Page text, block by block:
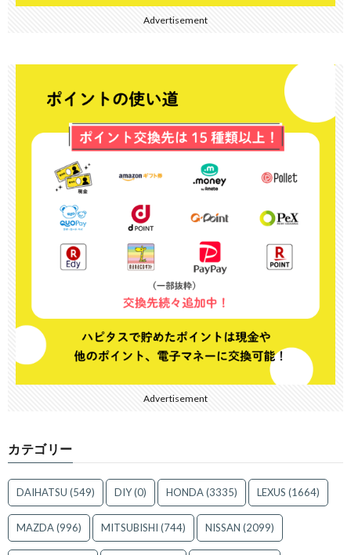
Advertisement
Advertisement
カテゴリー
DAIHATSU (549) DIY(0) HONDA(3335) LEXUS (1664)
MAZDA(996) MITSUBISHI (744) NISSAN (2099)